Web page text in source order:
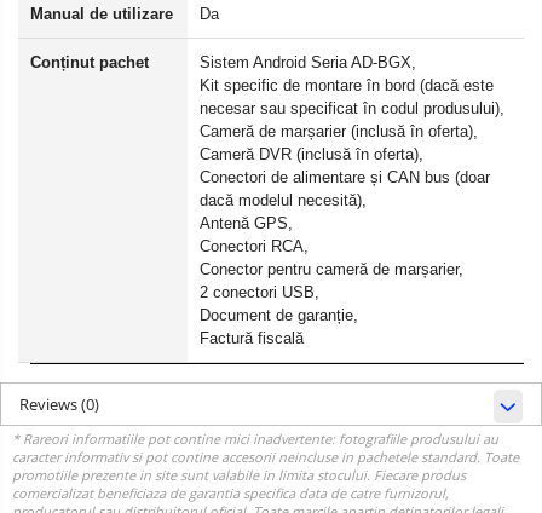
Manual de utilizare Da
Conținut pachet
Sistem Android Seria AD-BGX,
Kit specific de montare în bord (dacă este
necesar sau specificat în codul produsului),
Cameră de marșarier (inclusă în oferta),
Cameră DVR (inclusă în oferta),
Conectori de alimentare și CAN bus (doar
dacă modelul necesită),
Antenă GPS,
Conectori RCA,
Conector pentru cameră de marșarier,
2 conectori USB,
Document de garanție,
Factură fiscală
Reviews(0)